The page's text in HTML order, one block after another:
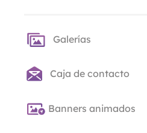
Galerías
Caja de contacto
Banners animados